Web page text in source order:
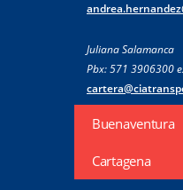
Juliana Salamanca
Pbx: 571 3906300
Buenaventura
Cartagena